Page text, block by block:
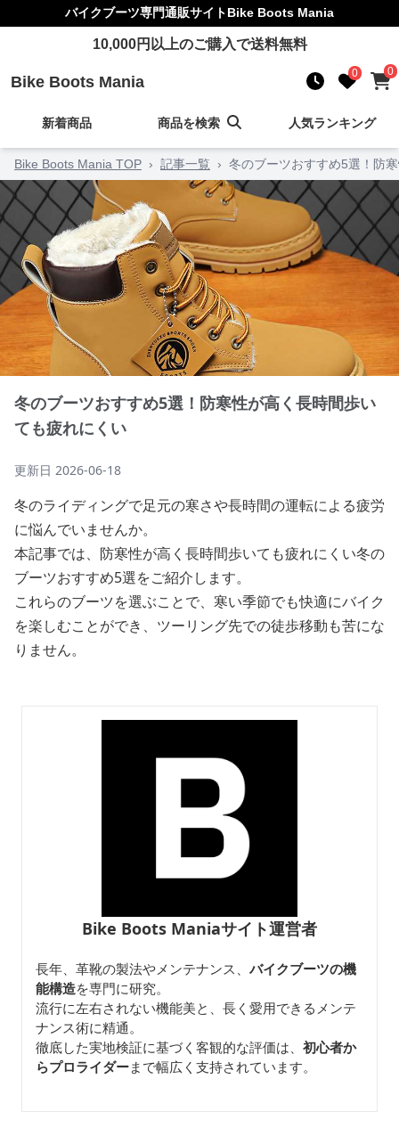
バイクブーツ専門通販サイトBike Boots Mania
10,000円以上のご購入で送料無料
Bike Boots Mania 0 0
新着商品 商品を検索 人気ランキング
Bike Boots Mania TOP › 記事一覧 › 冬のブーツおすすめ5選！防
冬のブーツおすすめ5選！防寒性が高く長時間歩い
ても疲れにくい
更新日 2026-06-18
冬のライディングで足元の寒さや長時間の運転による疲労
に悩んでいませんか。
本記事では、防寒性が高く長時間歩いても疲れにくい冬の
ブーツおすすめ5選をご紹介します。
これらのブーツを選ぶことで、寒い季節でも快適にバイク
を楽しむことができ、ツーリング先での徒歩移動も苦にな
りません。
Bike Boots Maniaサイト運営者
長年、革靴の製法やメンテナンス、 バイクブーツの機
能構造を専門に研究。
流行に左右されない機能美と、長く愛用できるメンテ
ナンス術に精通。
徹底した実地検証に基づく客観的な評価は、 初心者か
らプロライダーまで幅広く支持されています。